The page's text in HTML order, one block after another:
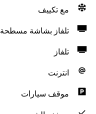
مع تكييف
تلفاز بشاشة مسطحة
تلفاز
انترنت
موقف سيارات